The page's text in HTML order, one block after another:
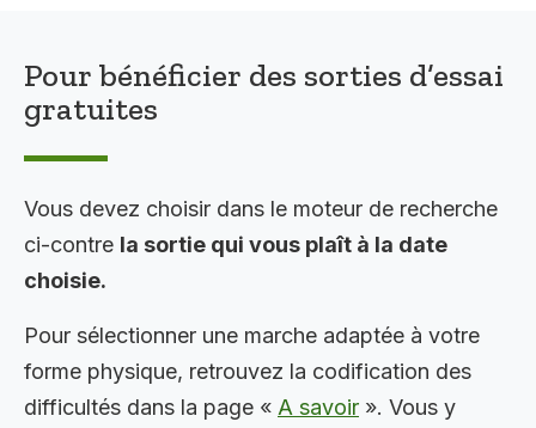
Pour bénéficier des sorties d’essai
gratuites
Vous devez choisir dans le moteur de recherche
ci-contre la sortie qui vous plaît à la date
choisie.
Pour sélectionner une marche adaptée à votre
forme physique, retrouvez la codification des
difficultés dans la page « A savoir ». Vous y